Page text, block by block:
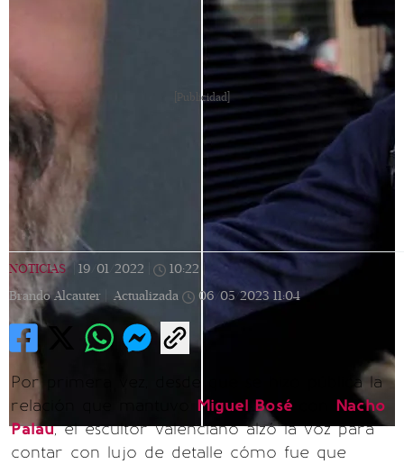
[Publicidad]
NOTICIAS 19/01/2022 10:22
Brando Alcauter |
Actualizada 06/05/2023 11:04
Por primera vez, desde que se hizo pública la
relación que mantuvo Miguel Bosé
Nacho
Palau, el escultor valenciano alzó la voz para
contar con lujo de detalle cómo fue que